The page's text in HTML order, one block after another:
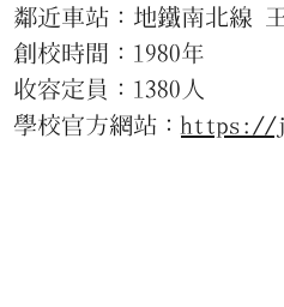
鄰近車站：地鐵南北線
創校時間：1980年
收容定員：1380人
學校官方網站： https://